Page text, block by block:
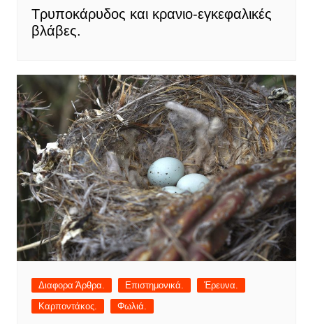
Τρυποκάρυδος και κρανιο-εγκεφαλικές
βλάβες.
Διαφορα Άρθρα. Επιστημονικά.
Έρευνα.
Καρποντάκος.
Φωλιά.